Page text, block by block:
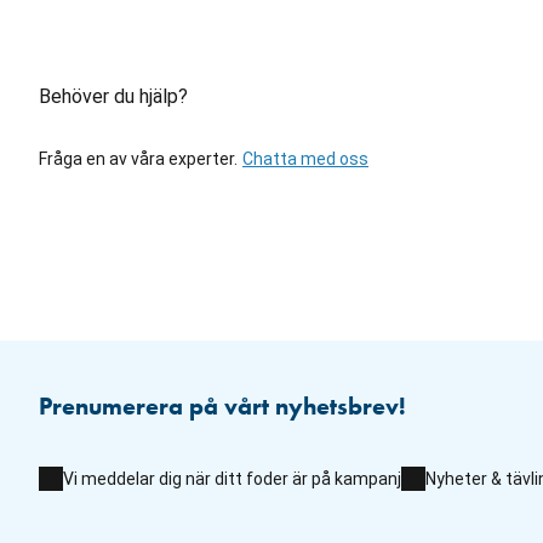
Behöver du hjälp?
Fråga en av våra experter. Chatta med oss
Prenumerera på vårt nyhetsbrev!
Vi meddelar dig när ditt foder är på kampanj Nyheter &